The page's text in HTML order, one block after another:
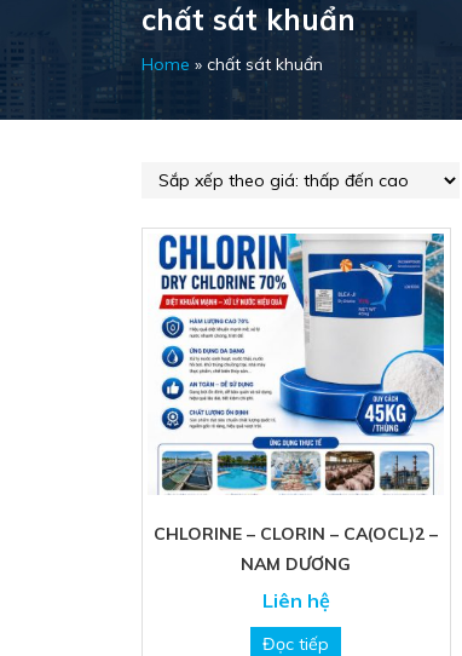
chất sát khuẩn
Home » chất sát khuẩn
CHLORINE – CLORIN – CA(OCL)2 –
NAM DƯƠNG
Liên hệ
Đọc tiếp